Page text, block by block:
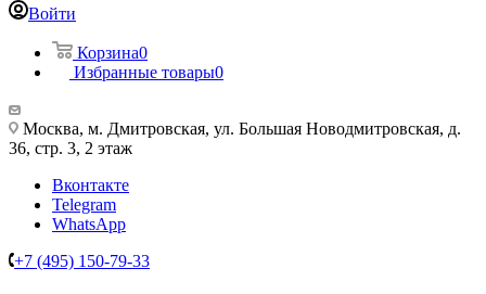
Войти
Корзина0
Избранные товары0
Москва, м. Дмитровская, ул. Большая Новодмитровская, д.
36, стр. 3, 2 этаж
Вконтакте
Telegram
WhatsApp
+7 (495) 150-79-33